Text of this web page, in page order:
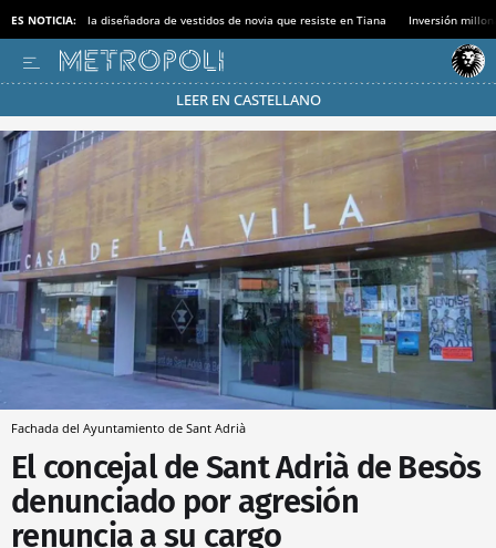
ES NOTICIA: la diseñadora de vestidos de novia que resiste en Tiana Inversión
LEER EN CASTELLANO
Pásate al MODO AHORRO
Fachada del Ayuntamiento de Sant Adrià
El concejal de Sant Adrià de Besòs
denunciado por agresión
renuncia a su cargo